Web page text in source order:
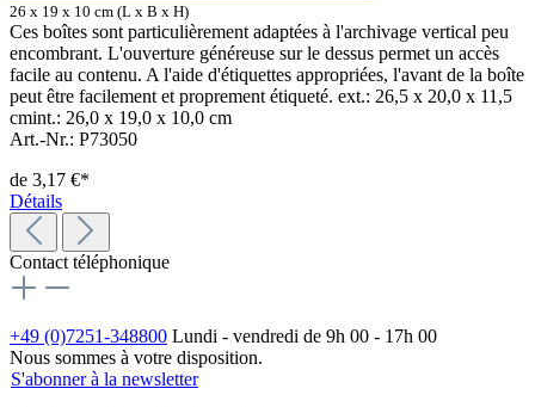
26 x 19 x 10 cm (L x B x H)
Ces boîtes sont particulièrement adaptées à l'archivage vertical peu
encombrant. L'ouverture généreuse sur le dessus permet un accès
facile au contenu. A l'aide d'étiquettes appropriées, l'avant de la boîte
peut être facilement et proprement étiqueté. ext.: 26,5 x 20,0 x 11,5
cmint.: 26,0 x 19,0 x 10,0 cm
Art.-Nr.: P73050
de 3,17 €*
Détails
Contact téléphonique
+49 (0)7251-348800 Lundi - vendredi de 9h 00 - 17h 00
Nous sommes à votre disposition.
S'abonner à la newsletter